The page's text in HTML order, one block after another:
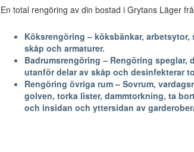
En total rengöring av din bostad i Grytans Läger
Köksrengöring – köksbänkar,
skåp och armaturer.
Badrumsrengöring – Rengöring speglar,
utanför delar av skåp och desinfekterar
Rengöring övriga rum – Sovrum,
golven, torka lister, dammtorkning, ta
och insidan och yttersidan av